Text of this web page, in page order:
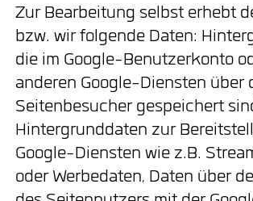
Zur Bearbeitung selbst erhebt
bzw. wir folgende Daten:
die im Google-Benutzerkonto
anderen Google-Diensten über
Seitenbesucher gespeichert
Hintergrunddaten zur
Google-Diensten wie z.B.
oder Werbedaten, Daten über